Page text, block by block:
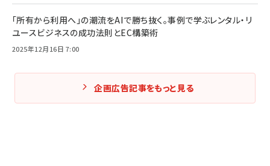
「所有から利用へ」の潮流をAIで勝ち抜く。事例で学ぶレンタル・リ
ユースビジネスの成功法則とEC構築術
2025年12月16日 7:00
企画広告記事をもっと見る